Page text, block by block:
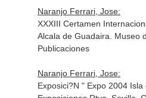
Naranjo Ferrari, Jose:
XXXIII Certamen
Alcala de Guadaira. Museo
Publicaciones
Naranjo Ferrari, Jose:
Exposici?N " Expo 2004